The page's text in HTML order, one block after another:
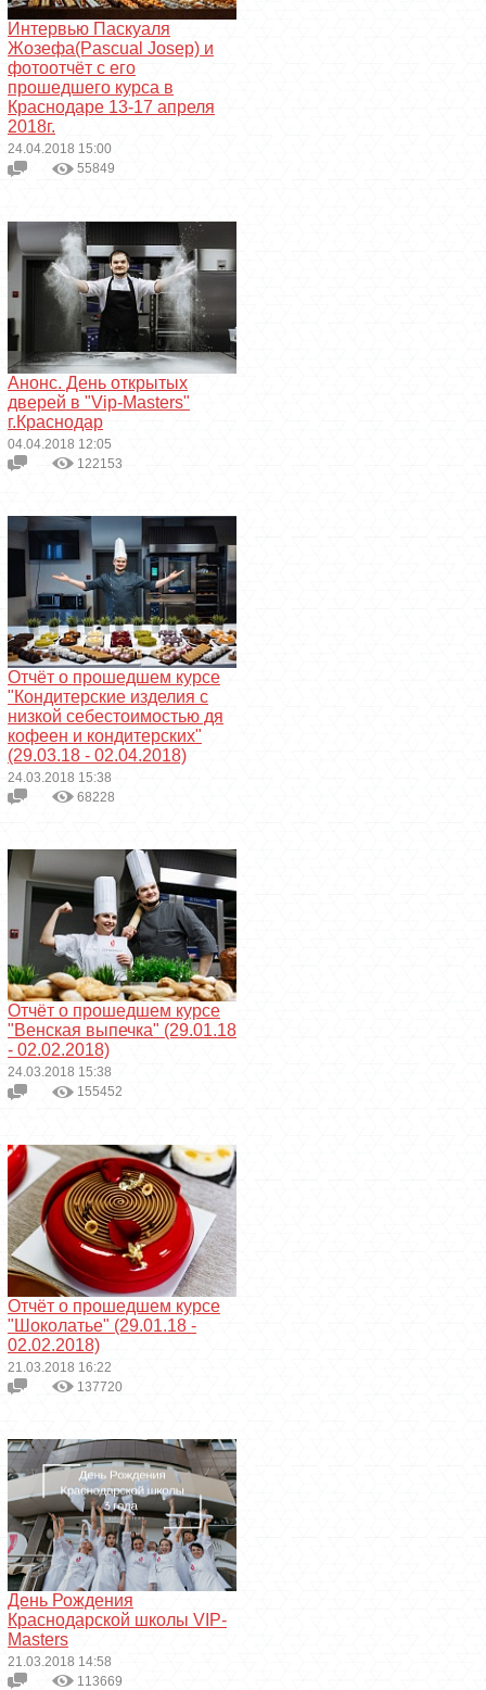
Интервью Паскуаля
Жозефа(Pascual Josep) и
фотоотчёт с его
прошедшего курса в
Краснодаре 13-17 апреля
2018г.
24.04.2018 15:00
55849
Анонс. День открытых
дверей в "Vip-Masters"
г.Краснодар
04.04.2018 12:05
122153
Отчёт о прошедшем курсе
"Кондитерские изделия с
низкой себестоимостью дя
кофеен и кондитерских"
(29.03.18 - 02.04.2018)
24.03.2018 15:38
68228
Отчёт о прошедшем курсе
"Венская выпечка" (29.01.18
- 02.02.2018)
24.03.2018 15:38
155452
Отчёт о прошедшем курсе
"Шоколатье" (29.01.18 -
02.02.2018)
21.03.2018 16:22
137720
День Рождения
Краснодарской школы VIP-
Masters
21.03.2018 14:58
113669